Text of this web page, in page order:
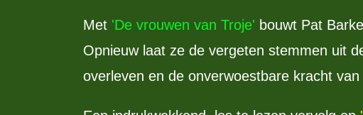
Met 'De vrouwen van Troje' bouwt Pat
Opnieuw laat ze de vergeten stemmen uit
overleven en de onverwoestbare kracht van